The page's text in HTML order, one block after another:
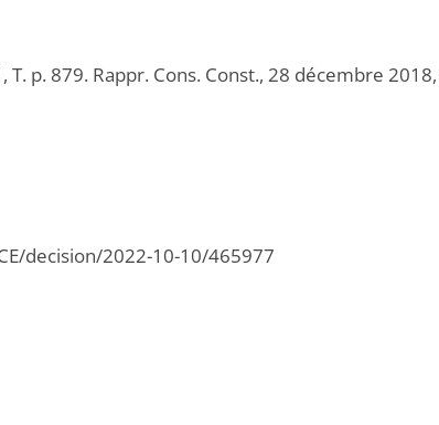
T. p. 879. Rappr. Cons. Const., 28 décembre
decision/2022-10-10/465977